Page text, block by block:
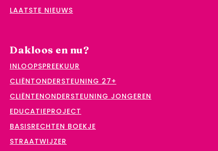
LAATSTE NIEUWS
Dakloos en nu?
INLOOPSPREEKUUR
CLIËNTONDERSTEUNING 27+
CLIËNTENONDERSTEUNING JONGEREN
EDUCATIEPROJECT
BASISRECHTEN BOEKJE
STRAATWIJZER